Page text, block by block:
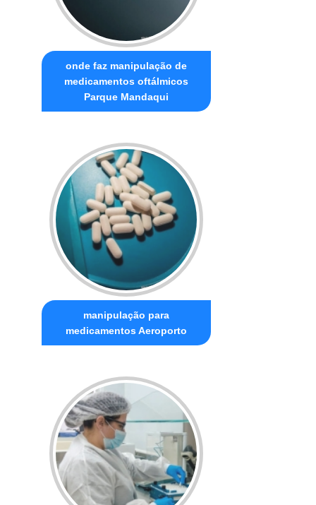
onde faz manipulação de
medicamentos oftálmicos
Parque Mandaqui
manipulação para
medicamentos Aeroporto